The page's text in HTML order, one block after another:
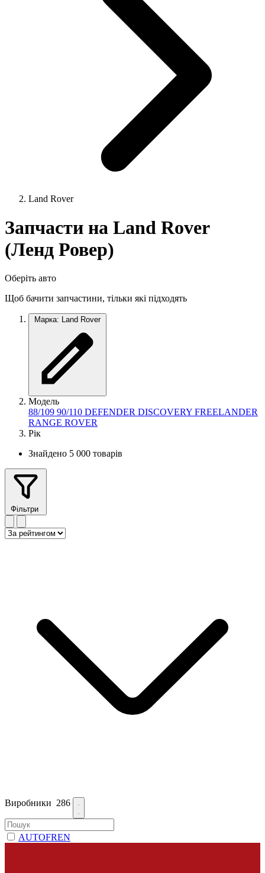
Land Rover
Запчасти на Land Rover
(Ленд Ровер)
Оберіть авто
Щоб бачити запчастини, тільки які підходять
Марка: Land Rover
Модель
88/109 90/110 DEFENDER DISCOVERY FREELANDER
RANGE ROVER
Рік
Знайдено 5 000 товарів
Фільтри
Виробники 286
AUTOFREN